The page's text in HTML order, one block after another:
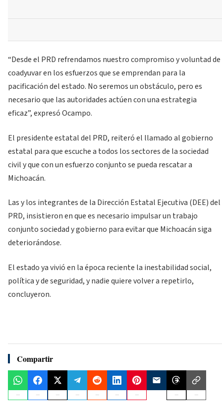
“Desde el PRD refrendamos nuestro compromiso y voluntad de
coadyuvar en los esfuerzos que se emprendan para la
pacificación del estado. No seremos un obstáculo, pero es
necesario que las autoridades actúen con una estrategia
eficaz”, expresó Ocampo.
El presidente estatal del PRD, reiteró el llamado al gobierno
estatal para que escuche a todos los sectores de la sociedad
civil y que con un esfuerzo conjunto se pueda rescatar a
Michoacán.
Las y los integrantes de la Dirección Estatal Ejecutiva (DEE) del
PRD, insistieron en que es necesario impulsar un trabajo
conjunto sociedad y gobierno para evitar que Michoacán siga
deteriorándose.
El estado ya vivió en la época reciente la inestabilidad social,
política y de seguridad, y nadie quiere volver a repetirlo,
concluyeron.
Compartir